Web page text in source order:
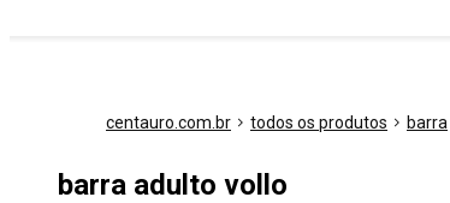
centauro.com.br todos os produtos barra
barra adulto vollo